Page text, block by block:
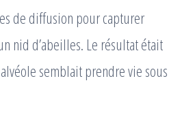
de diffusion pour capturer
nid d’abeilles. Le résultat était
semblait prendre vie sous